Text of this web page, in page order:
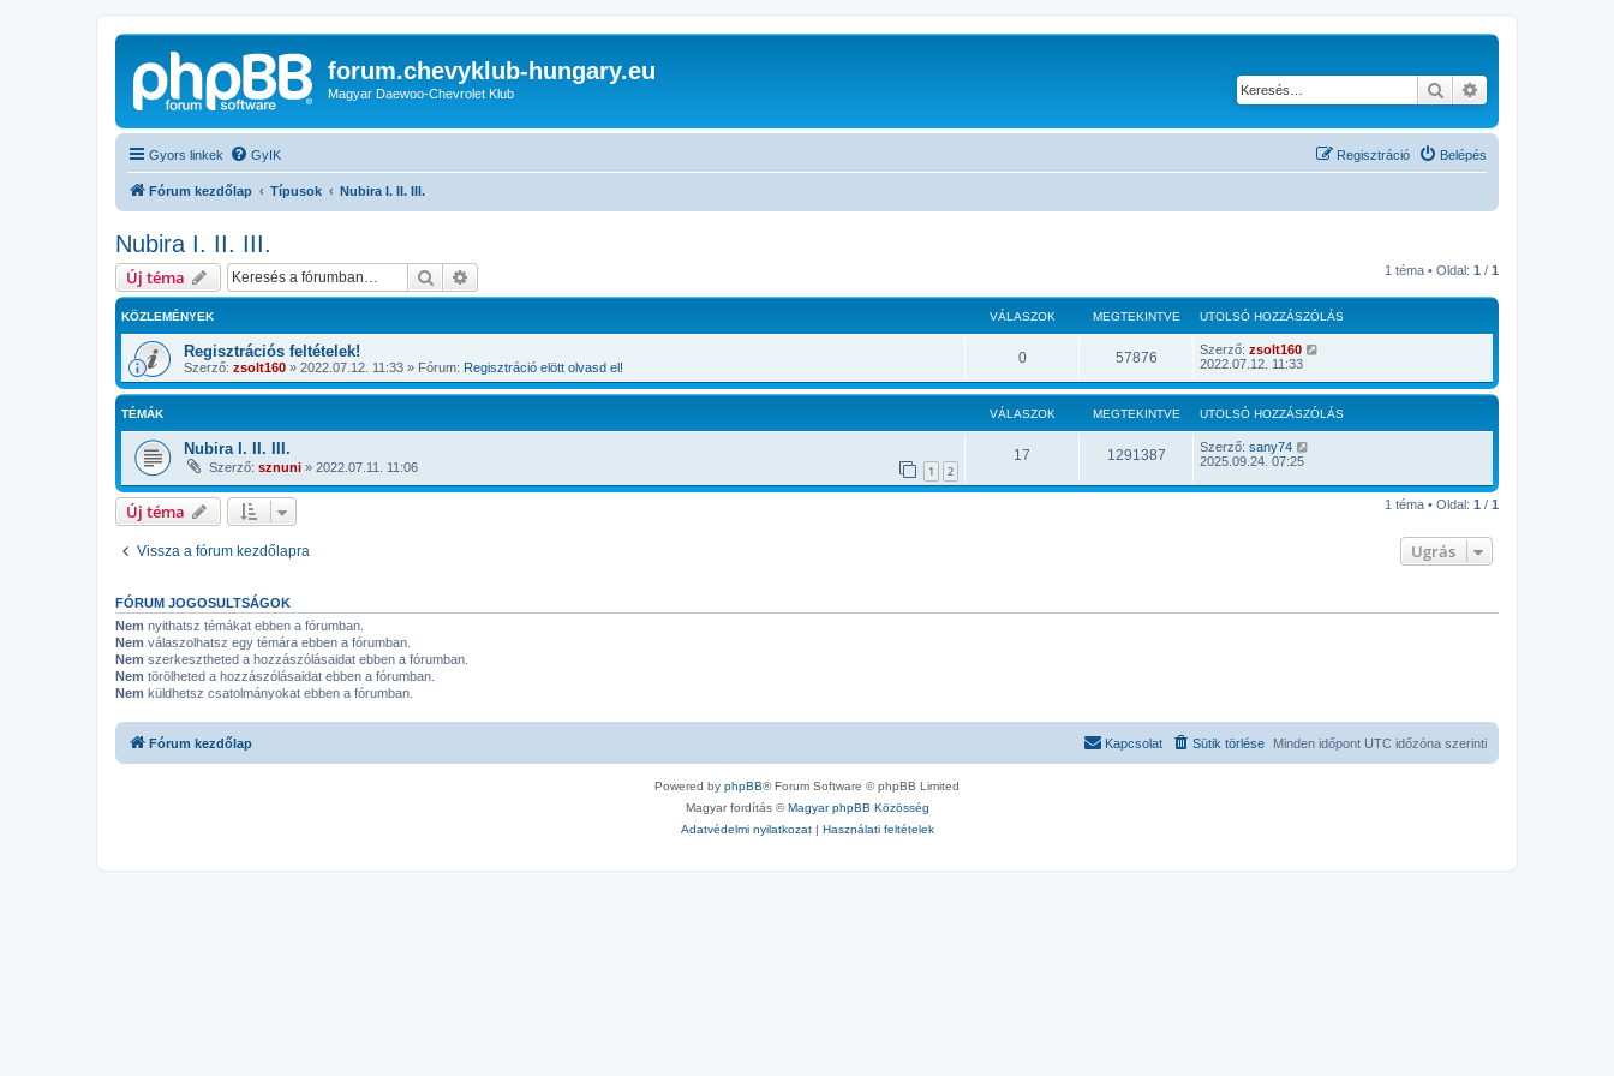
forum.chevyklub-hungary.eu
Magyar Daewoo-Chevrolet Klub Keresés
Gyors linkek GyIK Belépés
Regisztráció
Fórum kezdőlap Típusok Nubira I. II. III.
Nubira I. II. III.
Új téma Keresés 1 téma • Oldal: 1 / 1
KÖZLEMÉNYEK VÁLASZOK MEGTEKINTVE UTOLSÓ HOZZÁSZÓLÁS
Regisztrációs feltételek!
Szerző: zsolt160 » 2022.07.12. 11:33 » Fórum: Regisztráció elött olvasd el!
0 57876 Szerző: zsolt160
2022.07.12. 11:33
TÉMÁK VÁLASZOK MEGTEKINTVE UTOLSÓ HOZZÁSZÓLÁS
Nubira I. II. III.
Szerző: sznuni » 2022.07.11. 11:06 1 2
17 1291387 Szerző: sany74
2025.09.24. 07:25
Új téma 1 téma • Oldal: 1 / 1
Vissza a fórum kezdőlapra Ugrás
FÓRUM JOGOSULTSÁGOK
Nem nyithatsz témákat ebben a fórumban.
Nem válaszolhatsz egy témára ebben a fórumban.
Nem szerkesztheted a hozzászólásaidat ebben a fórumban.
Nem törölheted a hozzászólásaidat ebben a fórumban.
Nem küldhetsz csatolmányokat ebben a fórumban.
Fórum kezdőlap Minden időpont UTC időzóna szerinti
Sütik törlése
Kapcsolat
Powered by phpBB® Forum Software © phpBB Limited
Magyar fordítás ©Magyar phpBB Közösség
Adatvédelmi nyilatkozat| Használati feltételek